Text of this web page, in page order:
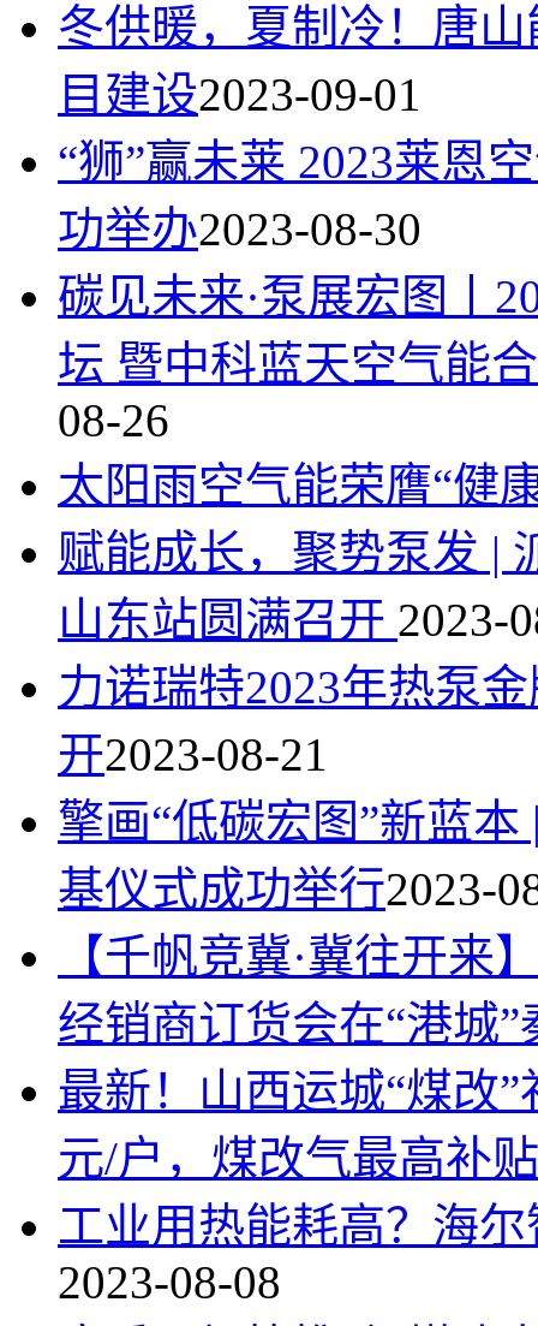
冬供暖，夏制冷！唐
目建设2023-09-01
“狮”赢未莱 2023莱恩
功举办2023-08-30
碳见未来·泵展宏图丨
坛 暨中科蓝天空气能
08-26
太阳雨空气能荣膺“健
赋能成长，聚势泵发 |
山东站圆满召开 2023-
力诺瑞特2023年热泵
开2023-08-21
擎画“低碳宏图”新蓝
基仪式成功举行2023-
【千帆竞冀·冀往开来
经销商订货会在“港城
最新！山西运城“煤改
元/户，煤改气最高补
工业用热能耗高？海
2023-08-08